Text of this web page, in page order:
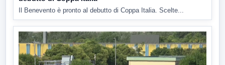
Il Benevento è pronto al debutto di Coppa Italia. Scelte...